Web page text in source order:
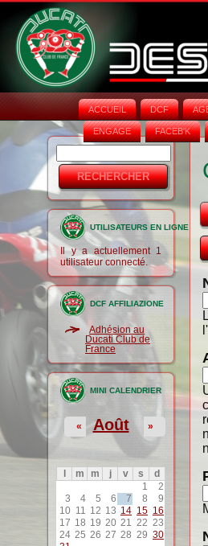
ACCUEIL DCF
ENGAGE FACEB'K
Formulaire
de
recherche
UTILISATEURS EN LIGNE
Il y a actuellement 1
utilisateur connecté.
DCF AFFILIAZIONE
Adhésion au
Ducati Club de
France
MINI CALENDRIER
Août
« »
m m j v s
d
1
2
3
4 5 6 7 8
9
10 11 12 13 14 15 16
17 18 19 20 21 22 23
24 25 26 27 28 29 30